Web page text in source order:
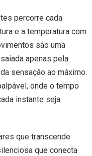
percorre cada
e a temperatura com
são uma
apenas pela
sensação ao máximo.
onde o tempo
instante seja
que transcende
que conecta